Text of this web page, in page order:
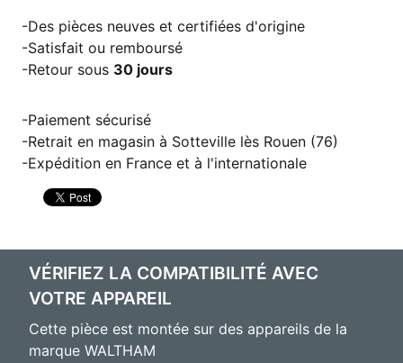
Des pièces neuves et certifiées d'origine
Satisfait ou remboursé
Retour sous 30 jours
Paiement sécurisé
Retrait en magasin à Sotteville lès Rouen (76)
Expédition en France et à l'internationale
VÉRIFIEZ LA COMPATIBILITÉ AVEC
VOTRE APPAREIL
Cette pièce est montée sur des appareils de la
marque WALTHAM